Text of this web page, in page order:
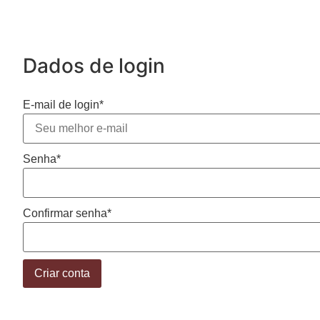
Dados de login
E-mail de login*
Senha*
Confirmar senha*
Criar conta